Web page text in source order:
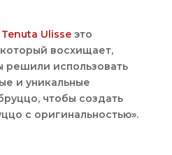
Tenuta Ulisse это
восхищает,
решили использовать
и уникальные
чтобы создать
с оригинальностью».